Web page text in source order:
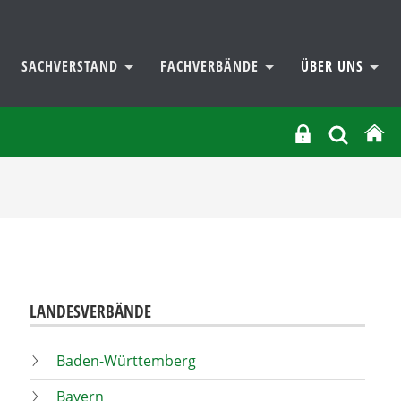
SACHVERSTAND FACHVERBÄNDE ÜBER UNS
LANDESVERBÄNDE
Baden-Württemberg
Bayern